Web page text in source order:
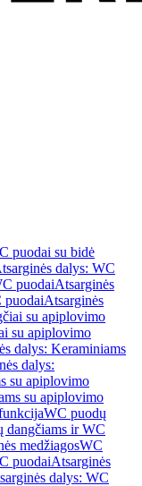
puodai su bidė
dalys: WC
puodaiAtsarginės
puodaiAtsarginės
su apiplovimo
su apiplovimo
dalys: Keraminiams
dalys:
su apiplovimo
su apiplovimo
WC puodų
dangčiams ir WC
medžiagosWC
puodaiAtsarginės
dalys: WC